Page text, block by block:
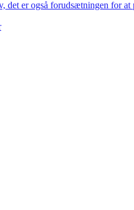
det er også forudsætningen for at